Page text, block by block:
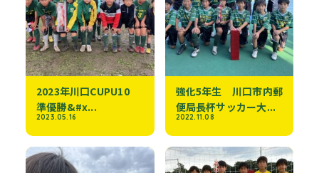
2023年川口CUPU10
準優勝&#x...
2023.05.16
強化5年生 川口市内郵
便局長杯サッカー大...
2022.11.08